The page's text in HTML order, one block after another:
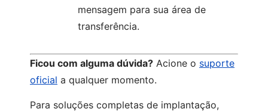
mensagem para sua área de
transferência.
Ficou com alguma dúvida? Acione o suporte
oficial a qualquer momento.
Para soluções completas de implantação,